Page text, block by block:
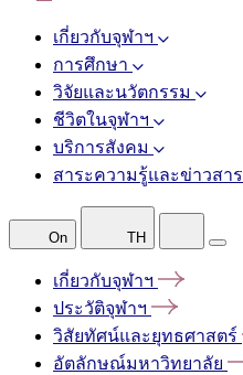
เกี่ยวกับจุฬาฯ
การศึกษา
วิจัยและนวัตกรรม
ชีวิตในจุฬาฯ
บริการสังคม
สาระความรู้และข่าวสาร
On TH
เกี่ยวกับจุฬาฯ
ประวัติจุฬาฯ
วิสัยทัศน์และยุทธศาสตร์
อัตลักษณ์มหาวิทยาลัย